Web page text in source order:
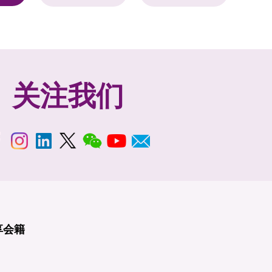
关注我们
会籍